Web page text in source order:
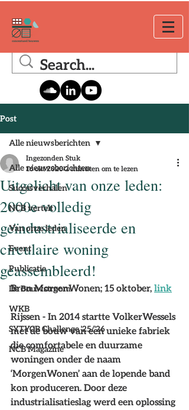
Post
Alle nieuwsberichten
Succesverhalen
NCB vertelt
Van onze leden
Event
Publicatie
De Bouwstroom
WKB
SYTYCB Challenge '25/'26
NCB Magazine
Alle nieuwsberichten
Uitgelicht van onze leden:
2000e volledig
geïndustrialiseerde en
circulaire woning
geassembleerd!
Ingezonden Stuk
16 okt 2020 2 minuten om te lezen
Bron MorgenWonen; 15 oktober, link
Rijssen - In 2014 startte VolkerWessels
met de bouw van een unieke fabriek
die comfortabele en duurzame
woningen onder de naam
‘MorgenWonen’ aan de lopende band
kon produceren. Door deze
industrialisatieslag werd een oplossing